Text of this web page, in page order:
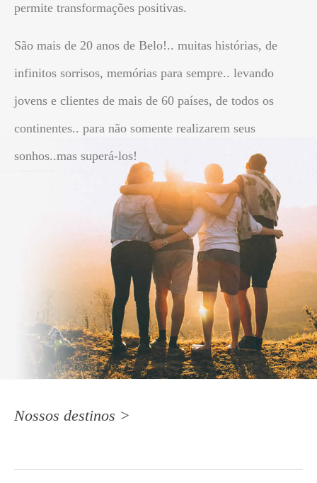
permite transformações positivas.
São mais de 20 anos de Belo!.. muitas histórias, de
infinitos sorrisos, memórias para sempre.. levando
jovens e clientes de mais de 60 países, de todos os
continentes.. para não somente realizarem seus
sonhos..mas superá-los!
Nossos destinos >